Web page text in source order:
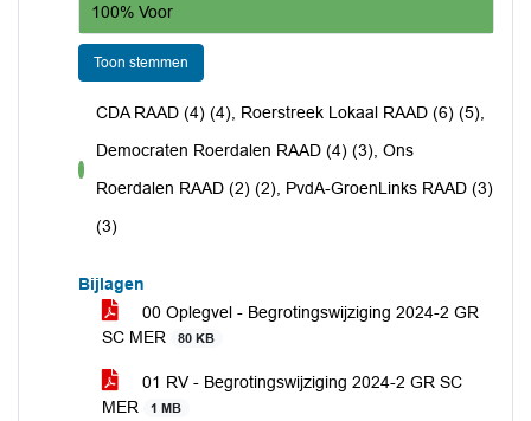
100% Voor
Toon stemmen
voor
CDA RAAD (4) (4), Roerstreek Lokaal RAAD (6) (5),
Democraten Roerdalen RAAD (4) (3), Ons
Roerdalen RAAD (2) (2), PvdA-GroenLinks RAAD (3)
(3)
Bijlagen
00 Oplegvel - Begrotingswijziging 2024-2 GR
SC MER
80 KB
01 RV - Begrotingswijziging 2024-2 GR SC
MER
1 MB